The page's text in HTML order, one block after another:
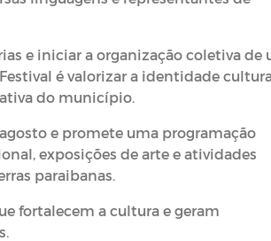
e iniciar a organização coletiva de
é valorizar a identidade
do município.
e promete uma programação
exposições de arte e atividades
paraibanas.
fortalecem a cultura e geram